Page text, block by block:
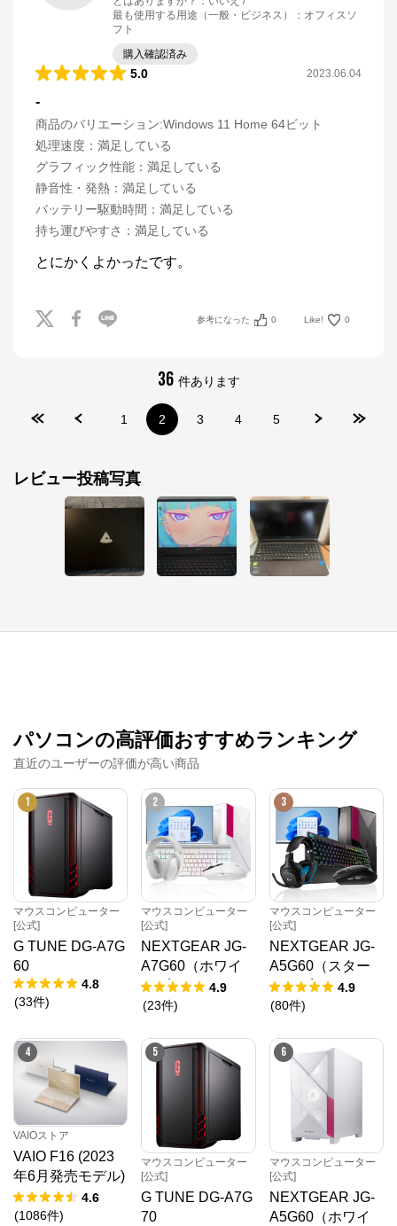
最も使用する用途（一般・ビジネス）
： オフィスソ
フト
購入確認済み
5.0 2023.06.04
-
商品のバリエーション:Windows 11 Home 64ビット
処理速度 ： 満足している
グラフィック性能 ： 満足している
静音性・発熱 ： 満足している
バッテリー駆動時間 ： 満足している
持ち運びやすさ ： 満足している
とにかくよかったです。
参考になった 0 Like! 0
36 件あります
1 2 3 4 5
レビュー投稿写真
パソコンの高評価おすすめランキング
直近のユーザーの評価が高い商品
1
マウスコンピューター
[公式]
G TUNE DG-A7G
60
4.8
(33件)
2
マウスコンピューター
[公式]
NEXTGEAR JG-
A7G60（ホワイ
ト5点セット）
4.9
(23件)
3
マウスコンピューター
[公式]
NEXTGEAR JG-
A5G60（スター
ター5点セット）
4.9
(80件)
4
VAIOストア
VAIO F16 (2023
年6月発売モデル)
VJF1618
4.6
(1086件)
5
マウスコンピューター
[公式]
G TUNE DG-A7G
70
6
マウスコンピューター
[公式]
NEXTGEAR JG-
A5G60（ホワイ
マウスコンピューター[公式]
公式ECサイト
※外部サイトが開きます
マウスコンピューターは、お客様のご利用目的・ご予
メーカーです。
当社パソコンには「3年間無償保証（一部製品を除